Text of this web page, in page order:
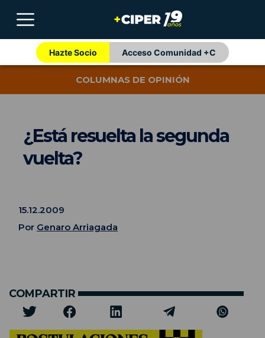
Hazte Socio Acceso Comunidad +C
COLUMNAS DE OPINIÓN
¿Está resuelta la segunda
vuelta?
15.12.2009
Por Genaro Arriagada
COMPARTIR